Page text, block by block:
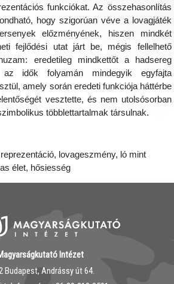
funkciókat. Az összehasonlítás
hogy szigorúan véve a lovagjáték
előzményének, hiszen mindkét
fejlődési utat járt be, mégis fellelhető
eredetileg mindkettőt a hadsereg
idők folyamán mindegyik egyfajta
amely során eredeti funkciója háttérbe
vesztette, és nem utolsósorban
többlettartalmak társulnak.
lovageszmény, ló mint
élet, hősiesség
Intézet
Budapest, Andrássy út 64.